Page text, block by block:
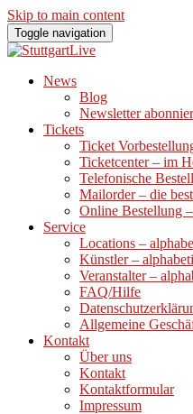
Skip to main content
Toggle navigation
News
Blog
Newsletter
Tickets
Ticket
Ticketcenter – im
Telefonische
Mailorder – die
Online Bestellung
Service
Locations –
Künstler –
Veranstalter –
FAQ/Hilfe
Allgemeine
Kontakt
Über uns
Kontakt
Kontaktformular
Impressum